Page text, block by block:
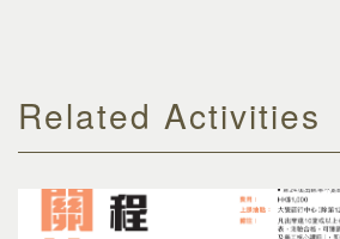
Related Activities